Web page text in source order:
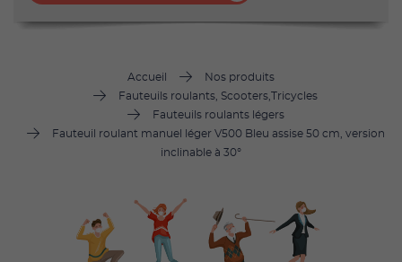
Accueil
Nos produits
Fauteuils roulants, Scooters,Tricycles
Fauteuils roulants légers
Fauteuil roulant manuel léger V500 Bleu assise 50 cm, version
inclinable à 30°